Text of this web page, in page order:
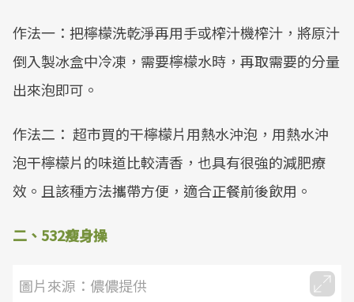
作法一：把檸檬洗乾淨再用手或榨汁機榨汁，將原汁
倒入製冰盒中冷凍，需要檸檬水時，再取需要的分量
出來泡即可。
作法二： 超市買的干檸檬片用熱水沖泡，用熱水沖
泡干檸檬片的味道比較清香，也具有很強的減肥療
效。且該種方法攜帶方便，適合正餐前後飲用。
二、532瘦身操
圖片來源：儂儂提供